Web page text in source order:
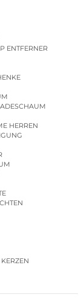
ENTFERNER
HERREN